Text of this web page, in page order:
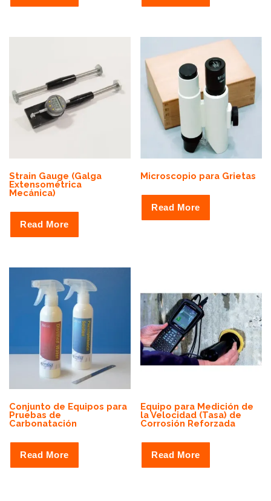
Strain Gauge (Galga
Extensométrica
Mecánica)
Read More
Microscopio para Grietas
Read More
Conjunto de Equipos para
Pruebas de
Carbonatación
Read More
Equipo para Medición de
la Velocidad (Tasa) de
Corrosión Reforzada
Read More